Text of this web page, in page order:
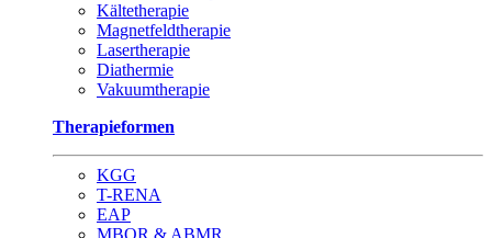
Kältetherapie
Magnetfeldtherapie
Lasertherapie
Diathermie
Vakuumtherapie
Therapieformen
KGG
T-RENA
EAP
MBOR & ABMR